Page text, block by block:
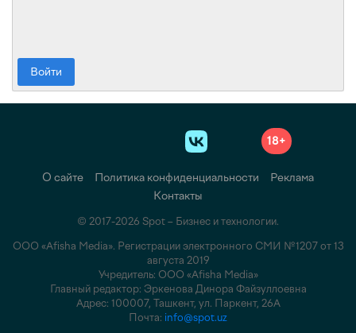
Войти
Подпишитесь на наш Telegram
18+
О сайте Политика конфиденциальности
Реклама
Контакты
© 2017-2026 Spot – Бизнес и технологии.
ООО «Afisha Media». Регистрации электронного СМИ №1207 от 13
августа 2019
Учредитель: ООО «Afisha Media»
Главный редактор: Эркенова Динора Файзуллоевна
Адрес: 100007, Ташкент, ул. Паркент, 26А
Почта: info@spot.uz